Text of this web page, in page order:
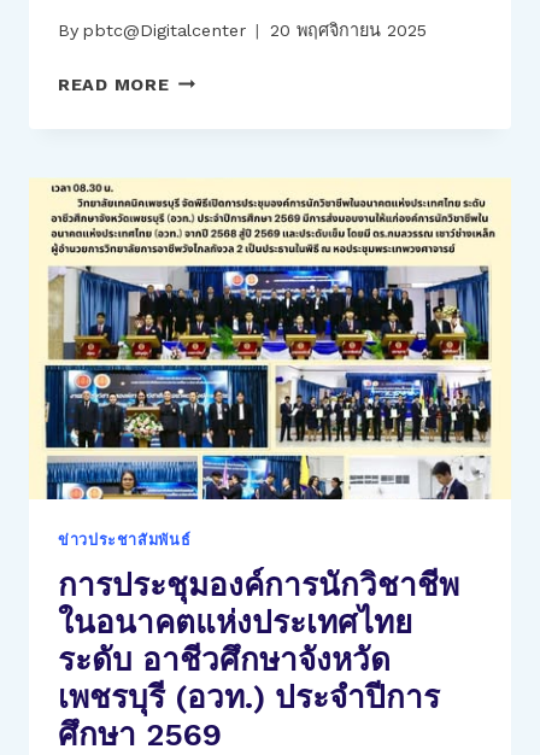
By pbtc@Digitalcenter 20 พฤศจิกายน 2025
READ MOREการ
ทักษะ
(ทักษะ
กีฬา)
วอลเลย์บอล
ชาย-
หญิง
ทักษะ
กีฬา
อิเล็กทรอนิกส์
(E-
SPORTS)
(อวท.)
จังหวัด
จังหวัด
เพชรบุรี
ประจำ
ปี
การ
ศึกษา
2568
ข่าวประชาสัมพันธ์
การประชุมองค์การนักวิชาชีพ
ในอนาคตแห่งประเทศไทย
ระดับ อาชีวศึกษาจังหวัด
เพชรบุรี (อวท.) ประจำปีการ
ศึกษา 2569